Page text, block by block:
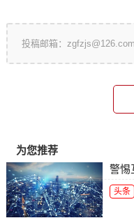
投稿邮箱：zgfzjs@126.com
为您推荐
警惕
头条